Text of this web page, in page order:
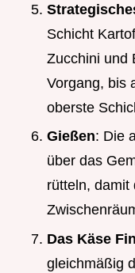
Schicht
Zucchini und
Vorgang, bis
oberste
Gießen: Die
über das
rütteln, damit
Das Käse
gleichmäßig